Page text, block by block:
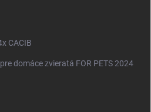
CACIB
domáce zvieratá FOR PETS 2024